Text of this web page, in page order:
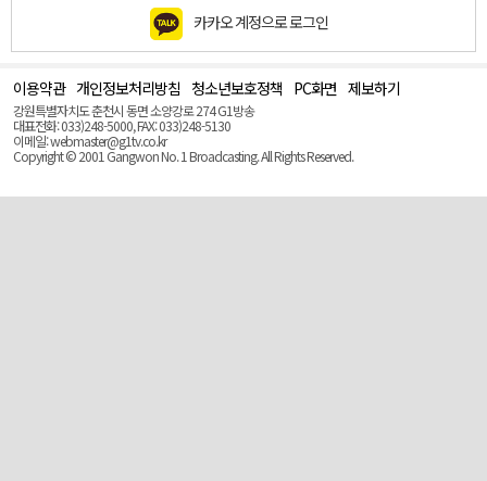
카카오 계정으로 로그인
이용약관 개인정보처리방침 청소년보호정책 PC화면 제보하기
강원특별자치도 춘천시 동면 소양강로 274 G1방송
대표전화: 033)248-5000, FAX: 033)248-5130
이메일: webmaster@g1tv.co.kr
Copyright © 2001 Gangwon No. 1 Broadcasting. All Rights Reserved.